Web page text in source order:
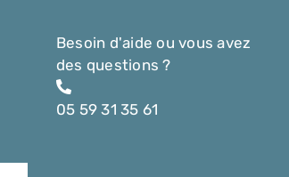
Besoin d'aide ou vous avez
des questions ?
05 59 31 35 61